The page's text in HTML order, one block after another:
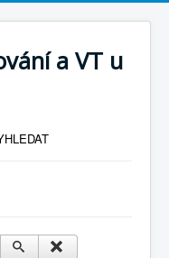
a VT u